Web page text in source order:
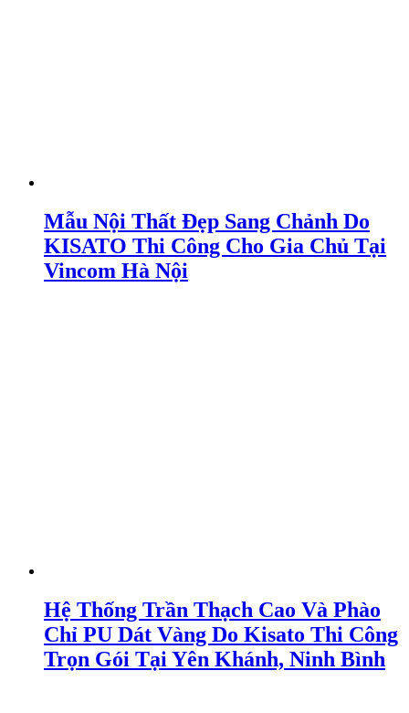
Mẫu Nội Thất Đẹp Sang Chảnh Do
KISATO Thi Công Cho Gia Chủ Tại
Vincom Hà Nội
Hệ Thống Trần Thạch Cao Và Phào
Chỉ PU Dát Vàng Do Kisato Thi Công
Trọn Gói Tại Yên Khánh, Ninh Bình